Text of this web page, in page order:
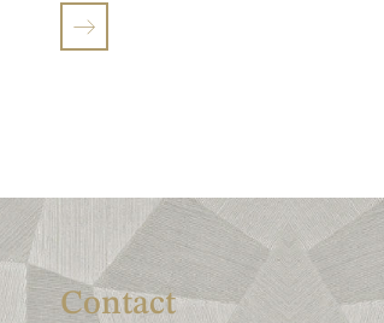
Contact